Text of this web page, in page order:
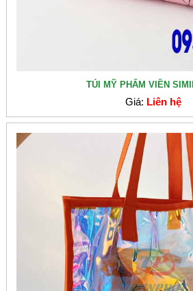
TÚI MỸ PHẨM VIỀN
Giá: Liên hệ